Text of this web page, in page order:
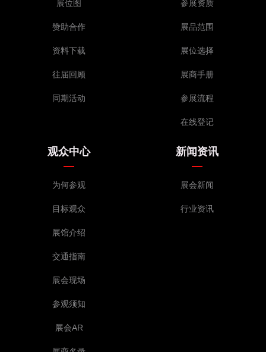
展位图
赞助合作
资料下载
往届回顾
同期活动
参展资质
展品范围
展位选择
展商手册
参展流程
在线登记
观众中心
为何参观
目标观众
展馆介绍
交通指南
展会现场
参观须知
展会AR
新闻资讯
展会新闻
行业资讯